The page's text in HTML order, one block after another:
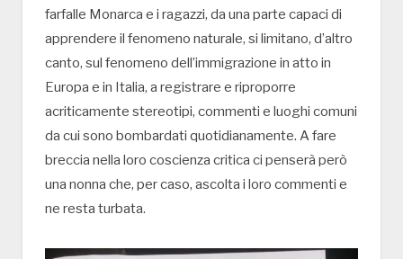
farfalle Monarca e i ragazzi, da una parte capaci di
apprendere il fenomeno naturale, si limitano, d’altro
canto, sul fenomeno dell’immigrazione in atto in
Europa e in Italia, a registrare e riproporre
acriticamente stereotipi, commenti e luoghi comuni
da cui sono bombardati quotidianamente. A fare
breccia nella loro coscienza critica ci penserà però
una nonna che, per caso, ascolta i loro commenti e
ne resta turbata.